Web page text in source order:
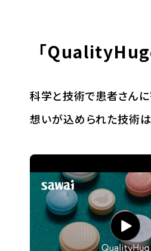
「QualityHug
科学と技術で患者さんに
想いが込められた技術は